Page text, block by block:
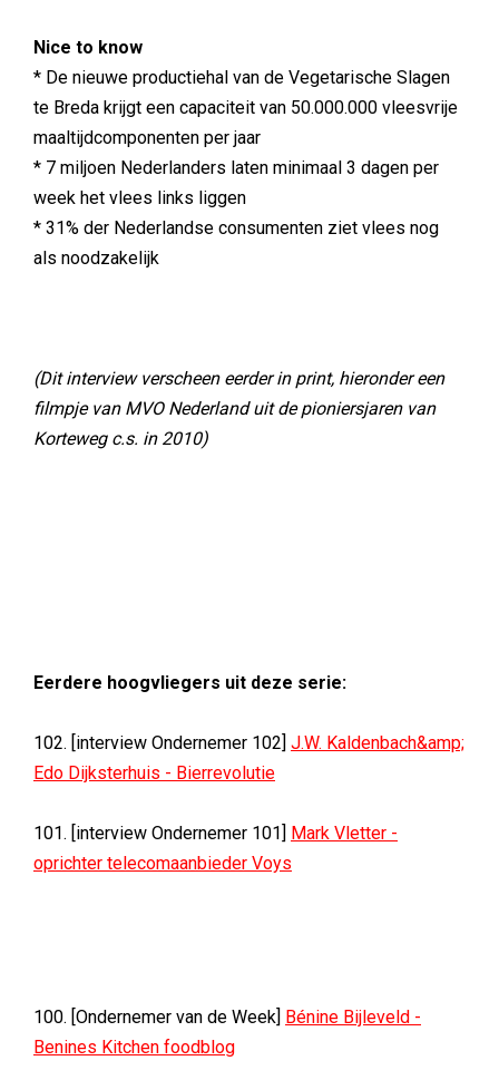
Nice to know
* De nieuwe productiehal van de Vegetarische Slagen
te Breda krijgt een capaciteit van 50.000.000 vleesvrije
maaltijdcomponenten per jaar
* 7 miljoen Nederlanders laten minimaal 3 dagen per
week het vlees links liggen
* 31% der Nederlandse consumenten ziet vlees nog
als noodzakelijk
(Dit interview verscheen eerder in print, hieronder een
filmpje van MVO Nederland uit de pioniersjaren van
Korteweg c.s. in 2010)
Eerdere hoogvliegers uit deze serie:
102. [interview Ondernemer 102] J.W. Kaldenbach&amp;
Edo Dijksterhuis - Bierrevolutie
101. [interview Ondernemer 101] Mark Vletter -
oprichter telecomaanbieder Voys
100. [Ondernemer van de Week] Bénine Bijleveld -
Benines Kitchen foodblog